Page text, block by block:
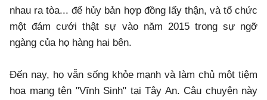
nhau ra tòa... để hủy bản hợp đồng lấy thận, và tổ chức
một đám cưới thật sự vào năm 2015 trong sự ngỡ
ngàng của họ hàng hai bên.
​Đến nay, họ vẫn sống khỏe mạnh và làm chủ một tiệm
hoa mang tên "Vĩnh Sinh" tại Tây An. Câu chuyện này